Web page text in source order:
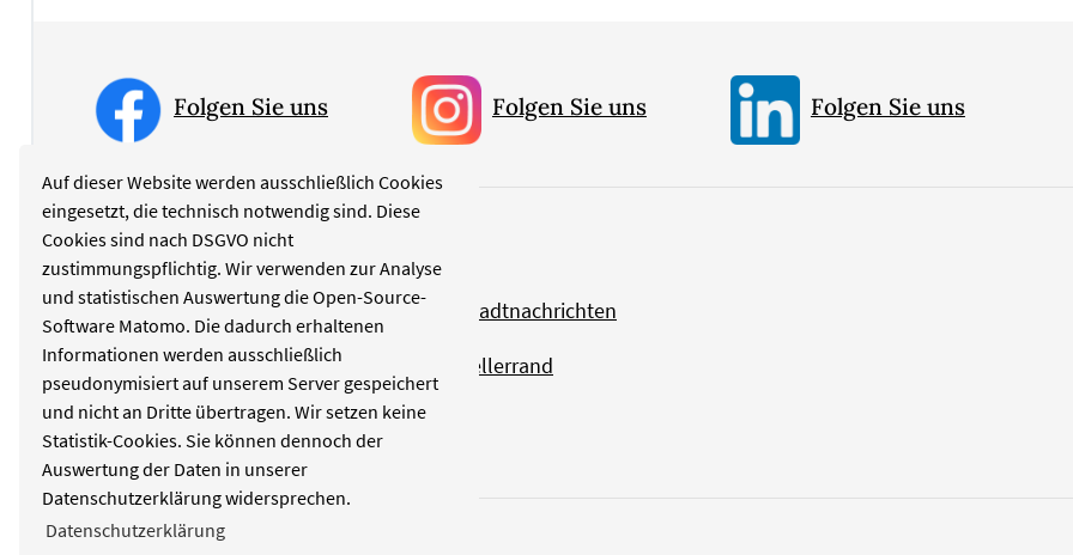
Auf dieser Website werden ausschließlich Cookies
eingesetzt, die technisch notwendig sind. Diese
Cookies sind nach DSGVO nicht
zustimmungspflichtig. Wir verwenden zur Analyse
und statistischen Auswertung die Open-Source-
Software Matomo. Die dadurch erhaltenen
Informationen werden ausschließlich
pseudonymisiert auf unserem Server gespeichert
und nicht an Dritte übertragen. Wir setzen keine
Statistik-Cookies. Sie können dennoch der
Auswertung der Daten in unserer
Datenschutzerklärung widersprechen.
Datenschutzerklärung
Folgen Sie uns Folgen Sie uns Folgen Sie uns
Rubriken
Politik
Kultur
Wirtschaft
Stadtnachrichten
Tellerrand